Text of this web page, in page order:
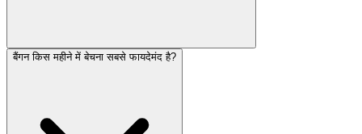
बैंगन किस महीने में बेचना सबसे फायदेमंद है?